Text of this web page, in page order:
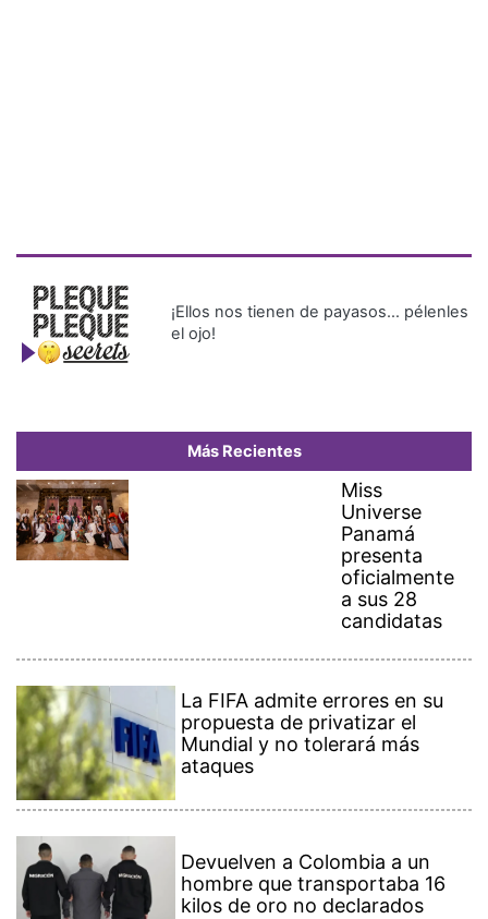
¡Ellos nos tienen de payasos… pélenles
el ojo!
Más Recientes
Miss
Universe
Panamá
presenta
oficialmente
a sus 28
candidatas
La FIFA admite errores en su
propuesta de privatizar el
Mundial y no tolerará más
ataques
Devuelven a Colombia a un
hombre que transportaba 16
kilos de oro no declarados